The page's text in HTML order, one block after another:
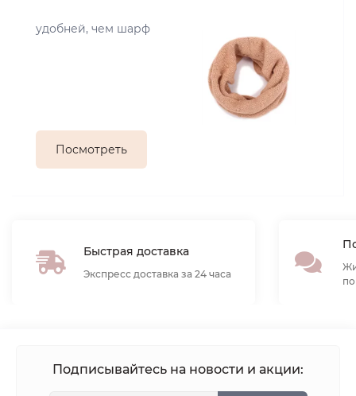
удобней, чем шарф
Посмотреть
Быстрая доставка
Экспресс доставка за 24 часа
Подписывайтесь на новости и акции: